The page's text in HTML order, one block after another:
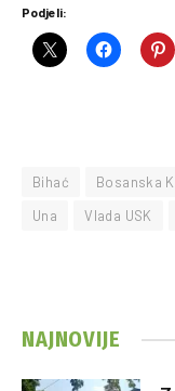
Podjeli:
Bihać Bosanska
Una
Vlada USK
NAJNOVIJE